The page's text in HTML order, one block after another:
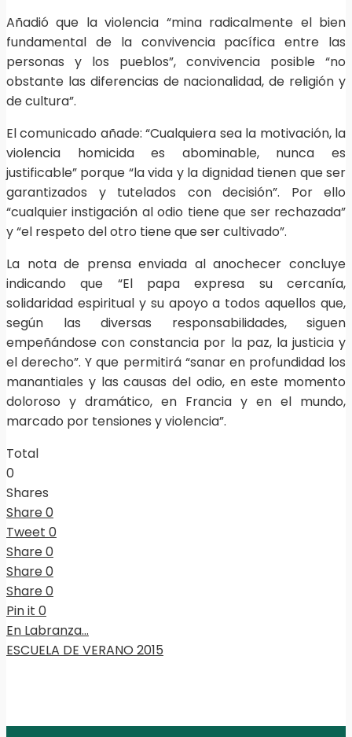
Añadió que la violencia “mina radicalmente el bien
fundamental de la convivencia pacífica entre las
personas y los pueblos”, convivencia posible “no
obstante las diferencias de nacionalidad, de religión y
de cultura”.
El comunicado añade: “Cualquiera sea la motivación, la
violencia homicida es abominable, nunca es
justificable” porque “la vida y la dignidad tienen que ser
garantizados y tutelados con decisión”. Por ello
“cualquier instigación al odio tiene que ser rechazada”
y “el respeto del otro tiene que ser cultivado”.
La nota de prensa enviada al anochecer concluye
indicando que “El papa expresa su cercanía,
solidaridad espiritual y su apoyo a todos aquellos que,
según las diversas responsabilidades, siguen
empeñándose con constancia por la paz, la justicia y
el derecho”. Y que permitirá “sanar en profundidad los
manantiales y las causas del odio, en este momento
doloroso y dramático, en Francia y en el mundo,
marcado por tensiones y violencia”.
Total
0
Shares
Share0
Tweet 0
Share0
Share0
Share0
Pin it 0
En Labranza…
ESCUELA DE VERANO 2015